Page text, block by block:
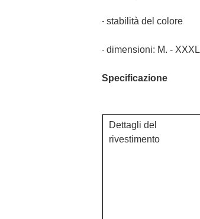
- stabilità del colore
- dimensioni: M. - XXXL
Specificazione
Dettagli del
rivestimento